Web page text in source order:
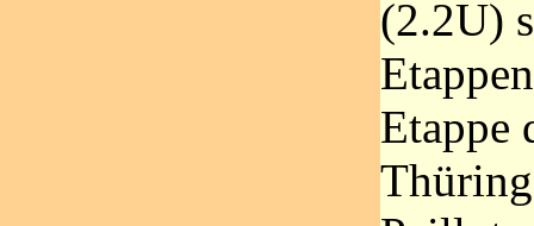
(2.2U)
Etappe